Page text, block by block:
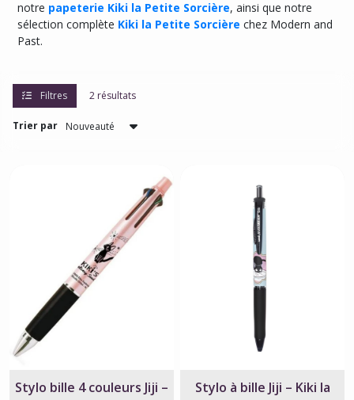
notre papeterie Kiki la Petite Sorcière, ainsi que notre
sélection complète Kiki la Petite Sorcière chez Modern and
Past.
Filtres 2 résultats
Trier par
Stylo bille 4 couleurs Jiji –
Stylo à bille Jiji – Kiki la
(2)
Kiki
la
sorcière
petite
sorcière
-
Kiki